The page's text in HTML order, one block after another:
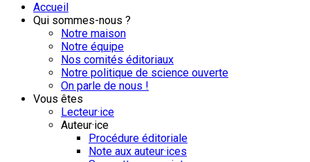
Accueil
Qui sommes-nous ?
Notre maison
Notre équipe
Nos comités éditoriaux
Notre politique de science ouverte
On parle de nous !
Vous êtes
Lecteur·ice
Auteur·ice
Procédure éditoriale
Note aux auteur·ices